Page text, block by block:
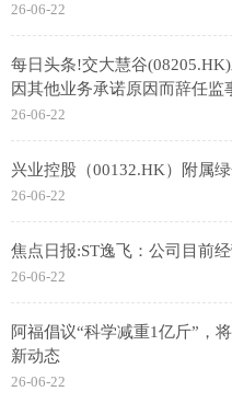
26-06-22
每日头条!交大慧谷
因其他业务承诺原因而辞任监
26-06-22
兴业控股（00132.HK）附属
26-06-22
焦点日报:ST逸飞：公司目前
26-06-22
阿福倡议“科学减重1亿斤”，
新动态
26-06-22